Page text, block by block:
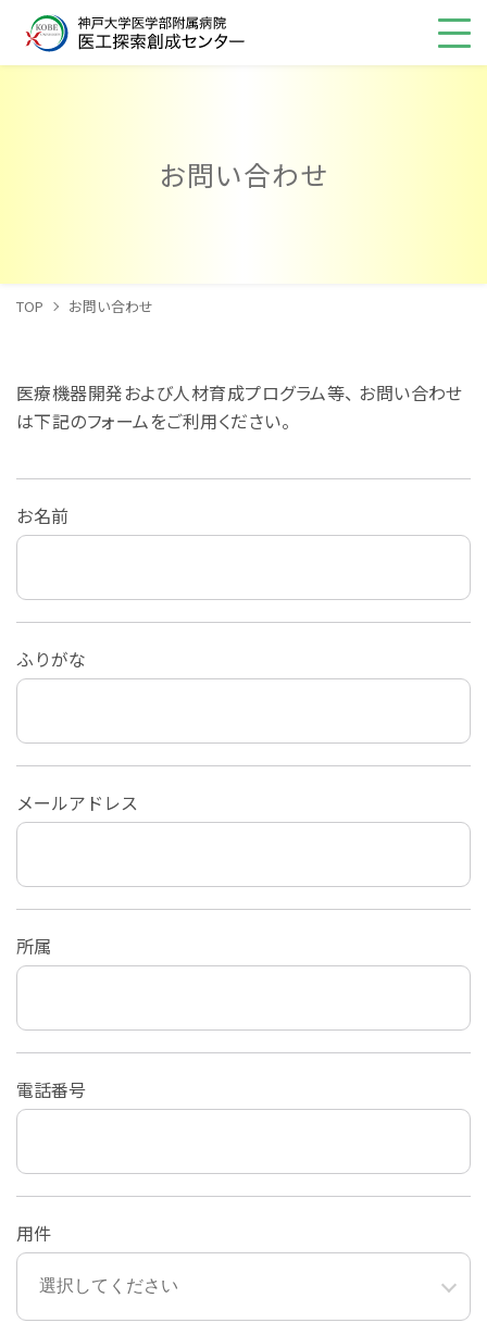
お問い合わせ
TOP お問い合わせ
医療機器開発および人材育成プログラム等、 お問い合わせ
は下記のフォームをご利用ください。
お名前
ふりがな
メールアドレス
所属
電話番号
用件